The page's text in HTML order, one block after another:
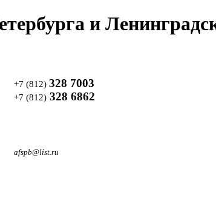
и
+7 (812) 328 7003
+7 (812) 328 6862
afspb@list.ru